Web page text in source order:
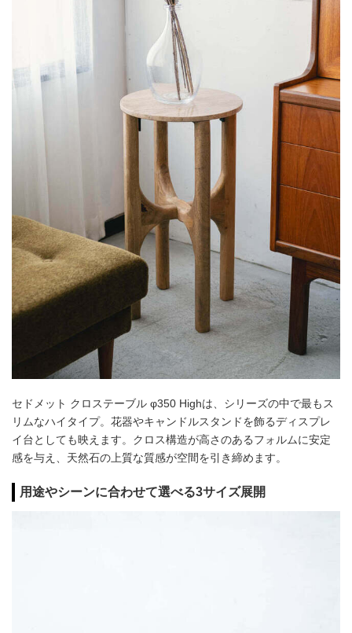
セドメット クロステーブル φ350 Highは、シリーズの中で最もス
リムなハイタイプ。花器やキャンドルスタンドを飾るディスプレ
イ台としても映えます。クロス構造が高さのあるフォルムに安定
感を与え、天然石の上質な質感が空間を引き締めます。
用途やシーンに合わせて選べる3サイズ展開